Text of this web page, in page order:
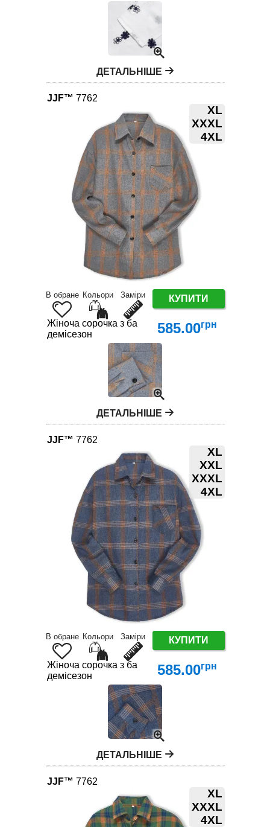
ДЕТАЛЬНІШЕ
JJF™ 7762
XL
XXXL
4XL
В обране Кольори Заміри КУПИТИ
Жіноча сорочка з бавовни XL-4XL – трендова
демісезон
585.00грн
ДЕТАЛЬНІШЕ
JJF™ 7762
XL
XXL
XXXL
4XL
В обране Кольори Заміри КУПИТИ
Жіноча сорочка з бавовни XL-4XL – трендова
демісезон
585.00грн
ДЕТАЛЬНІШЕ
JJF™ 7762
XL
XXXL
4XL